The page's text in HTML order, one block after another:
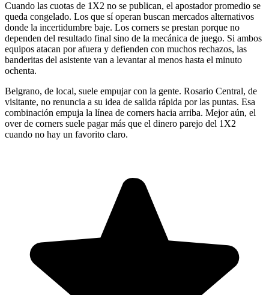
Cuando las cuotas de 1X2 no se publican, el apostador promedio se
queda congelado. Los que sí operan buscan mercados alternativos
donde la incertidumbre baje. Los corners se prestan porque no
dependen del resultado final sino de la mecánica de juego. Si ambos
equipos atacan por afuera y defienden con muchos rechazos, las
banderitas del asistente van a levantar al menos hasta el minuto
ochenta.
Belgrano, de local, suele empujar con la gente. Rosario Central, de
visitante, no renuncia a su idea de salida rápida por las puntas. Esa
combinación empuja la línea de corners hacia arriba. Mejor aún, el
over de corners suele pagar más que el dinero parejo del 1X2
cuando no hay un favorito claro.